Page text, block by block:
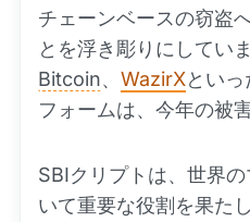
チェーンベースの窃盗
とを浮き彫りにしてい
Bitcoin、 WazirXとい
フォームは、今年の被
SBIクリプトは、世界
いて重要な役割を果た